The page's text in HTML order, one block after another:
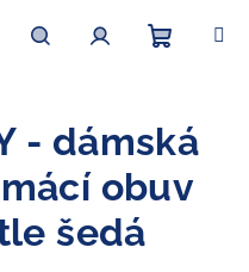
košík
- dámská
obuv
šedá